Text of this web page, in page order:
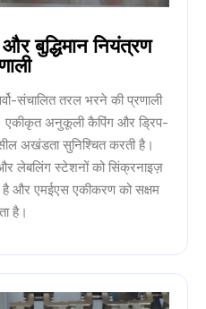
बुद्धिमान नियंत्रण
संचालित तरल भरने की प्रणाली
एकीकृत अनुकूली कैपिंग और ड्रिप-
अखंडता सुनिश्चित करती है।
लेबलिंग स्टेशनों को सिंक्रनाइज़
है और एमईएस एकीकरण को सक्षम
है।